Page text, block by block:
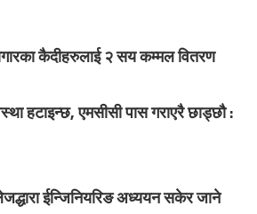
कैदीहरुलाई २ सय कम्मल वितरण
हटाइन्छ, एमसीसी पास गराएरै छाड्छौ :
ईन्जिनियरिङ अध्ययन सकेर जाने